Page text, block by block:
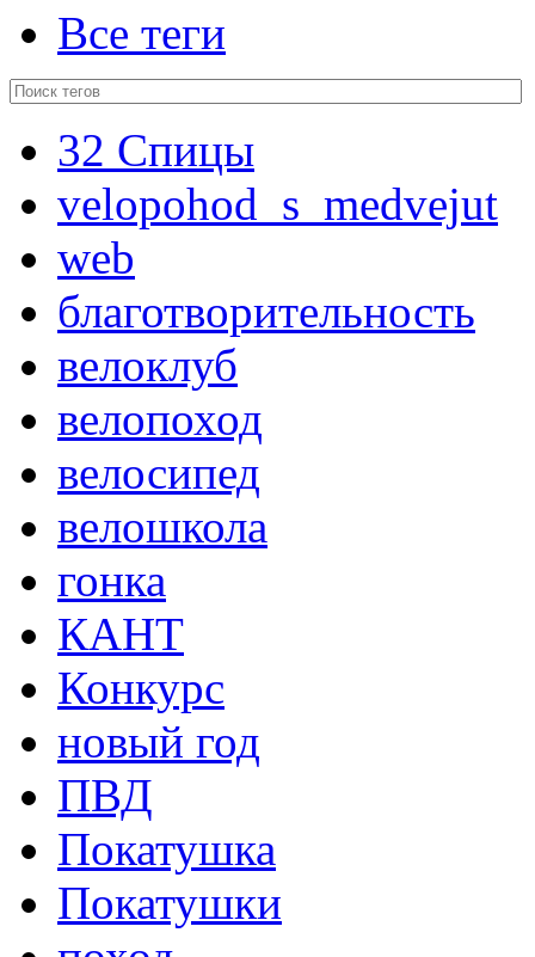
Все теги
32 Спицы
velopohod_s_medvejut
web
благотворительность
велоклуб
велопоход
велосипед
велошкола
гонка
КАНТ
Конкурс
новый год
ПВД
Покатушка
Покатушки